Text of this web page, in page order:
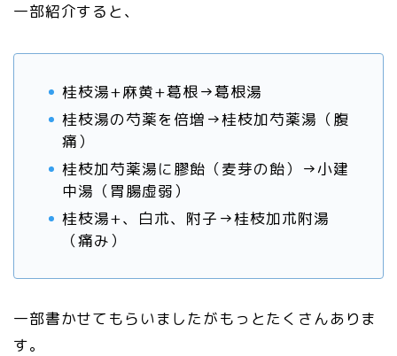
一部紹介すると、
桂枝湯+麻黄+葛根→葛根湯
桂枝湯の芍薬を倍増→桂枝加芍薬湯（腹
痛）
桂枝加芍薬湯に膠飴（麦芽の飴）→小建
中湯（胃腸虚弱）
桂枝湯+、白朮、附子→桂枝加朮附湯
（痛み）
一部書かせてもらいましたがもっとたくさんありま
す。